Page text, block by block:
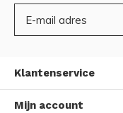
Klantenservice
Mijn account